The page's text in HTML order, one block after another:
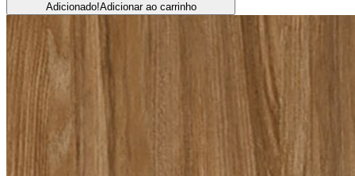
Adicionado!Adicionar ao carrinho